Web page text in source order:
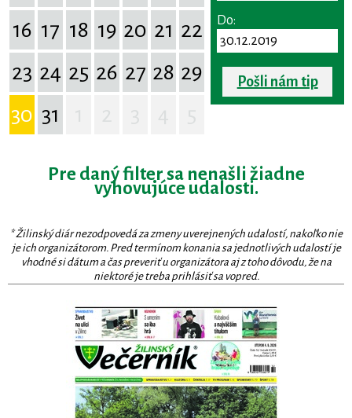
16 17 18 19 20 21 22
23 24 25 26 27 28 29
30 31
Do:
Pošli nám tip
Pre daný filter sa nenašli žiadne
vyhovujúce udalosti.
* Žilinský diár nezodpovedá za zmeny uverejnených udalostí, nakoľko nie
je ich organizátorom. Pred termínom konania sa jednotlivých udalostí je
vhodné si dátum a čas preveriť u organizátora aj z toho dôvodu, že na
niektoré je treba prihlásiť sa vopred.